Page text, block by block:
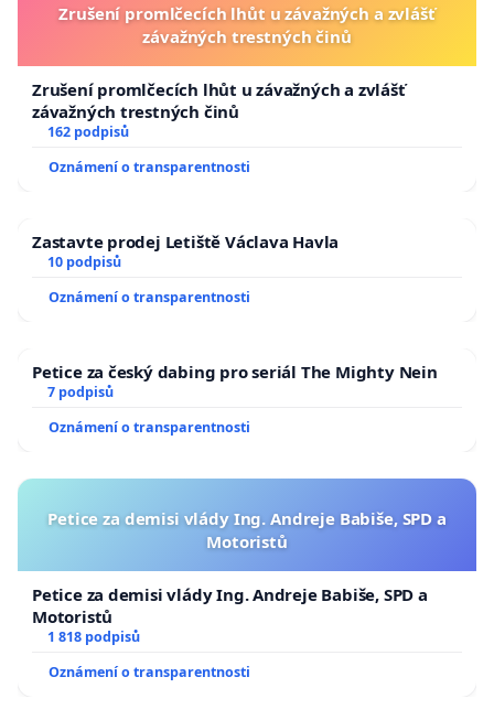
Zrušení promlčecích lhůt u závažných a zvlášť
závažných trestných činů
Zrušení promlčecích lhůt u závažných a zvlášť
závažných trestných činů
162 podpisů
Oznámení o transparentnosti
Zastavte prodej Letiště Václava Havla
10 podpisů
Oznámení o transparentnosti
Petice za český dabing pro seriál The Mighty Nein
7 podpisů
Oznámení o transparentnosti
Petice za demisi vlády Ing. Andreje Babiše, SPD a
Motoristů
Petice za demisi vlády Ing. Andreje Babiše, SPD a
Motoristů
1 818 podpisů
Oznámení o transparentnosti